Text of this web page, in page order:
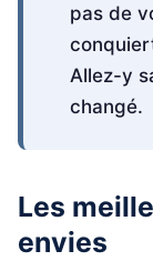
pas de
Allez-y
changé.
Les
envies